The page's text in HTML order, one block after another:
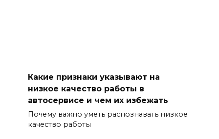
Какие признаки указывают на
низкое качество работы в
автосервисе и чем их избежать
Почему важно уметь распознавать низкое
качество работы